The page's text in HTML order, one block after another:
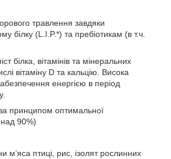
травлення завдяки
білку (L.I.P.*) та пребіотикам (в т.ч.
білка, вітамінів та мінеральних
вітаміну D та кальцію. Висока
енергією в період
за принципом оптимальної
90%)
м’яса птиці, рис, ізолят рослинних